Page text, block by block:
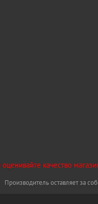
Производитель оставляет за